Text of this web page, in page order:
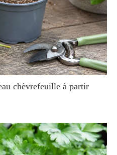
chèvrefeuille à partir